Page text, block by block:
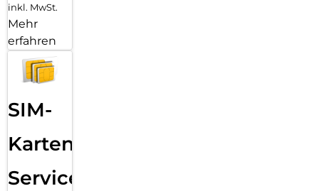
inkl. MwSt.
Mehr
erfahren
SIM-
Karten
Service: